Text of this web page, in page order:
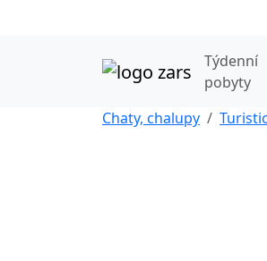
Týdenní
pobyty
Chaty, chalupy